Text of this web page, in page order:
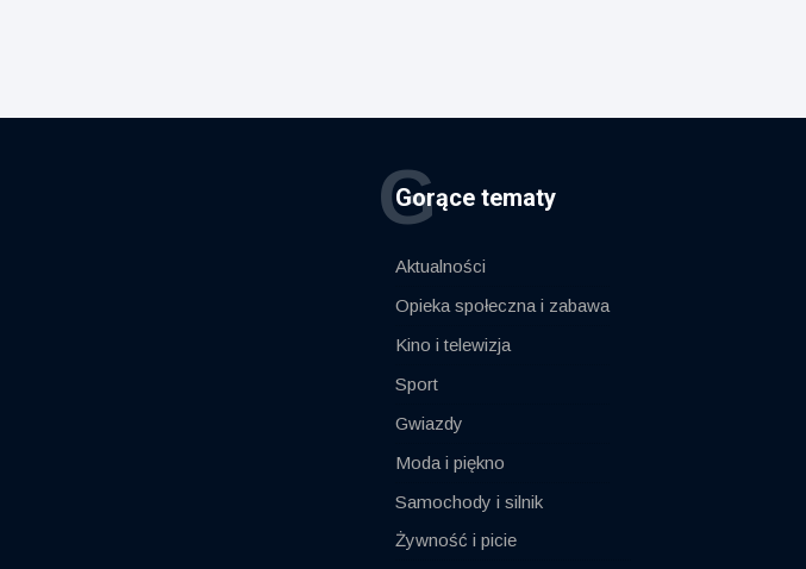
Gorące tematy
G
Aktualności
Opieka społeczna i zabawa
Kino i telewizja
Sport
Gwiazdy
Moda i piękno
Samochody i silnik
Żywność i picie